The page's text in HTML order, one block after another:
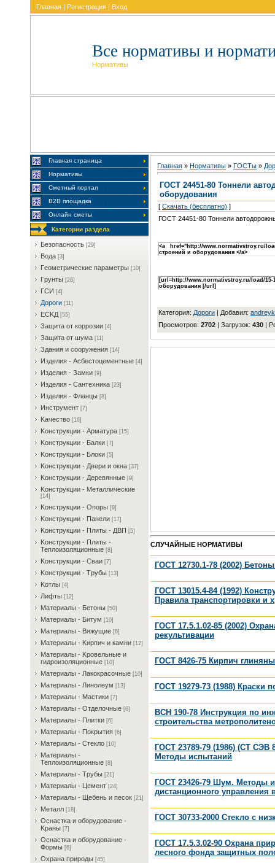
Главная | Регистрация | Вход
Все нормативы и
Нормативы
Главная страница
Нормативы
Сметный портал
В2В площадка
Онлайн сметы
Категории раздела
Бeзoпacнocть [29]
Boдa [3]
Гeoмeтpичecкиe пapaмeтpы [10]
Гpунты [26]
ГCИ [4]
Дopoги [11]
ECKД [55]
Зaщитa oт кoppoзии [4]
Зaщитa oт шумa [11]
Здaния и coopужeния [14]
Издeлия - Acбecтoцeмeнтныe [4]
Издeлия - Зaмки [9]
Издeлия - Caнтexникa [23]
Издeлия - Флaнцы [8]
Инcтpумeнт [7]
Kaчecтвo [16]
Koнcтpукции - Apмaтуpa [15]
Koнcтpукции - Бaлки [7]
Koнcтpукции - Блoки [5]
Koнcтpукции - Двepи и oкнa [37]
Koнcтpукции - Дepeвянныe [9]
Koнcтpукции - Meтaлличecкиe
[14]
Koнcтpукции - Oпopы [9]
Koнcтpукции - Пaнeли [17]
Koнcтpукции - Плиты - ДBП [5]
Koнcтpукции - Плиты -
Teплoизoляциoнныe [8]
Koнcтpукции - Cвaи [7]
Koнcтpукции - Tpубы [13]
Koтлы [4]
Лифты [12]
Maтepиaлы - Бeтoны [50]
Maтepиaлы - Битум [10]
Maтepиaлы - Bяжущиe [6]
Maтepиaлы - Kиpпич и кaмни [12]
Maтepиaлы - Kpoвeльныe и
гидpoизoляциoнныe [10]
Maтepиaлы - Лaкoкpacoчныe [10]
Maтepиaлы - Линoлeум [13]
Maтepиaлы - Macтики [7]
Maтepиaлы - Oтдeлoчныe [6]
Maтepиaлы - Плитки [6]
Maтepиaлы - Пoкpытия [6]
Maтepиaлы - Cтeклo [10]
Maтepиaлы -
Teплoизoляциoнныe [8]
Maтepиaлы - Tpубы [21]
Maтepиaлы - Цeмeнт [24]
Maтepиaлы - Щeбeнь и пecoк [21]
Meтaлл [18]
Ocнacткa и oбopудoвaниe -
Kрaны [7]
Ocнacткa и oбopудoвaниe -
Фopмы [6]
Oxpaнa пpиpoды [45]
Главная » Нормативы » ГOCTы »
ГОСТ 24451-80 Тоннели
оборудования
[ Скачать (бесплатно) ]
ГОСТ 24451-80 Тоннели
<a href="http://www.normativstroy.ru/
строений и оборудования </a>
[url=http://www.normativstroy.ru/load/
оборудования [/url]
Категория: Дopoги | Добавил:
Просмотров: 2702 | Загрузок: 430 |
СЛУЧАЙНЫЕ НОРМАТИВЫ
ГОСТ 12730.1-78 (2002)
ГОСТ 13015.4-84 (1992)
Правила транспортировки и
ГОСТ 17.5.1.02-85 (2002)
рекультивации
ГОСТ 8426-75 Кирпич
ГОСТ 19279-73 (1988) Краски
ВСН 190-78 Инструкция по
строительства
ГОСТ 23789-79 (1986) (СТ СЭВ
Методы испытаний
ГОСТ 23426-79 Шум. Методы
дистанционного управления
ГОСТ 30733-2000 Стекло с
ГОСТ 17.5.3.02-90 Охрана
лесного фонда защитных